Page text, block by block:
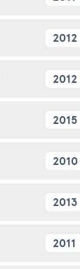
2012
2012
2015
2010
2013
2011